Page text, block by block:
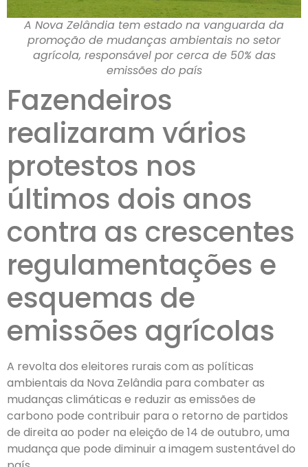
A Nova Zelândia tem estado na vanguarda da
promoção de mudanças ambientais no setor
agrícola, responsável por cerca de 50% das
emissões do país
Fazendeiros
realizaram vários
protestos nos
últimos dois anos
contra as crescentes
regulamentações e
esquemas de
emissões agrícolas
A revolta dos eleitores rurais com as políticas
ambientais da Nova Zelândia para combater as
mudanças climáticas e reduzir as emissões de
carbono pode contribuir para o retorno de partidos
de direita ao poder na eleição de 14 de outubro, uma
mudança que pode diminuir a imagem sustentável do